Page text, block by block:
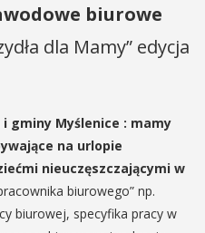
biurowe
dla Mamy” edycja
gminy Myślenice : mamy
na urlopie
nieuczęszczającymi w
biurowego” np.
biurowej, specyfika pracy w